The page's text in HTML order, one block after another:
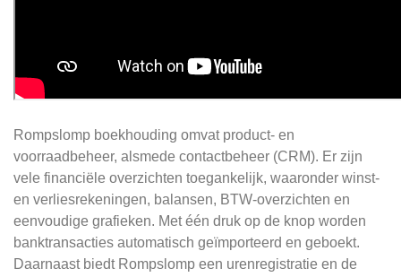
Rompslomp boekhouding omvat product- en
voorraadbeheer, alsmede contactbeheer (CRM). Er zijn
vele financiële overzichten toegankelijk, waaronder winst-
en verliesrekeningen, balansen, BTW-overzichten en
eenvoudige grafieken. Met één druk op de knop worden
banktransacties automatisch geïmporteerd en geboekt.
Daarnaast biedt Rompslomp een urenregistratie en de